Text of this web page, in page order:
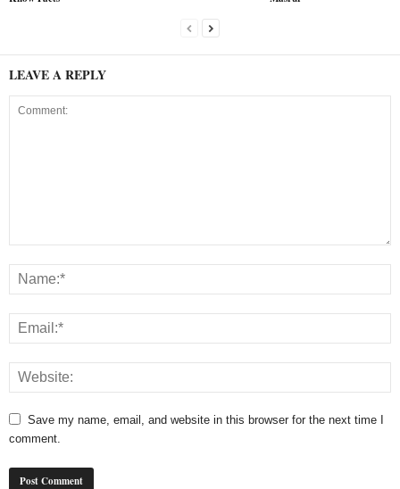
LEAVE A REPLY
Save my name, email, and website in this browser for the next time I
comment.